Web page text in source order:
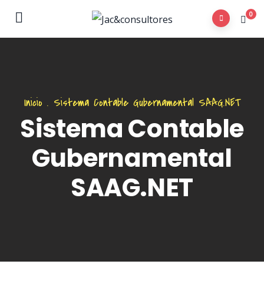
0
Inicio . Sistema Contable Gubernamental SAAG.NET
Sistema Contable
Gubernamental
SAAG.NET